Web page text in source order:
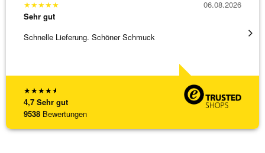
★★★★★
4,7 Sehr gut
9538 Bewertungen
★★★★★
Sehr gut
Schnelle Lieferung. Schöner Schmuck
06.08.2026
Top